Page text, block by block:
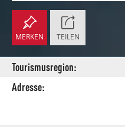
MERKEN TEILEN
Tourismusregion:
Adresse: